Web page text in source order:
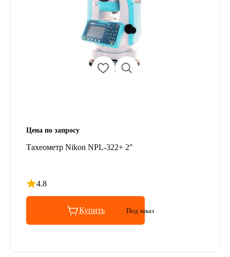
Цена по запросу
Тахеометр Nikon NPL-322+ 2"
4.8
Рейтинг 4.8 из 5
Купить Под заказ